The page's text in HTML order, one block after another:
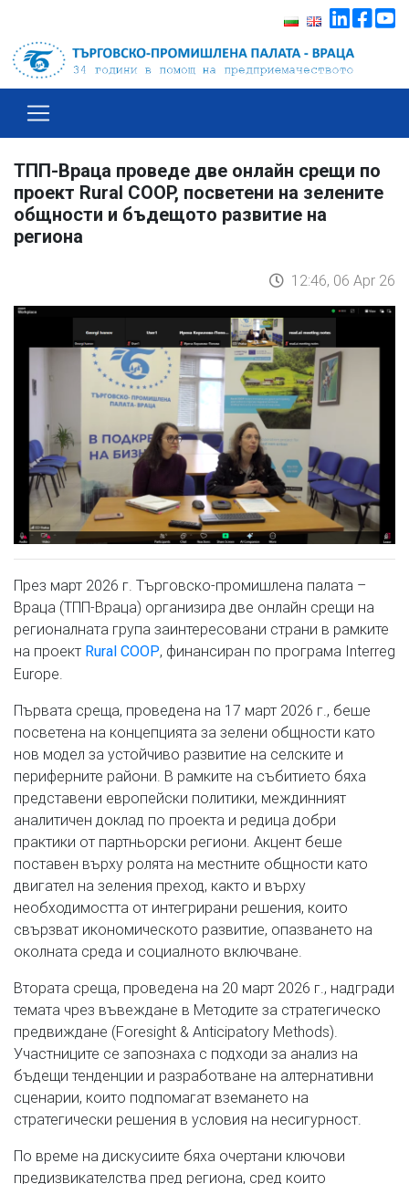
ТПП-Враца проведе две онлайн срещи по
проект Rural COOP, посветени на зелените
общности и бъдещото развитие на
региона
12:46, 06 Apr 26
През март 2026 г. Търговско-промишлена палата –
Враца (ТПП-Враца) организира две онлайн срещи на
регионалната група заинтересовани страни в рамките
на проект Rural COOP, финансиран по програма Interreg
Europe.
Първата среща, проведена на 17 март 2026 г., беше
посветена на концепцията за зелени общности като
нов модел за устойчиво развитие на селските и
периферните райони. В рамките на събитието бяха
представени европейски политики, междинният
аналитичен доклад по проекта и редица добри
практики от партньорски региони. Акцент беше
поставен върху ролята на местните общности като
двигател на зеления преход, както и върху
необходимостта от интегрирани решения, които
свързват икономическото развитие, опазването на
околната среда и социалното включване.
Втората среща, проведена на 20 март 2026 г., надгради
темата чрез въвеждане в Методите за стратегическо
предвиждане (Foresight & Anticipatory Methods).
Участниците се запознаха с подходи за анализ на
бъдещи тенденции и разработване на алтернативни
сценарии, които подпомагат вземането на
стратегически решения в условия на несигурност.
По време на дискусиите бяха очертани ключови
предизвикателства пред региона, сред които